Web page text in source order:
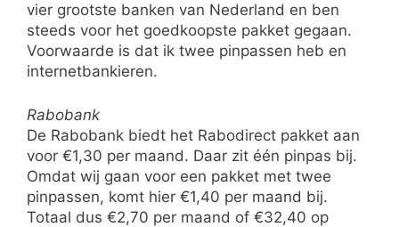
vier grootste banken van Nederland en ben
steeds voor het goedkoopste pakket gegaan.
Voorwaarde is dat ik twee pinpassen heb en
internetbankieren.
Rabobank
De Rabobank biedt het Rabodirect pakket aan
voor €1,30 per maand. Daar zit één pinpas bij.
Omdat wij gaan voor een pakket met twee
pinpassen, komt hier €1,40 per maand bij.
Totaal dus €2,70 per maand of €32,40 op